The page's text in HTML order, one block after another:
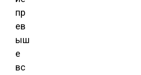
пр
ев
ыш
е
вс